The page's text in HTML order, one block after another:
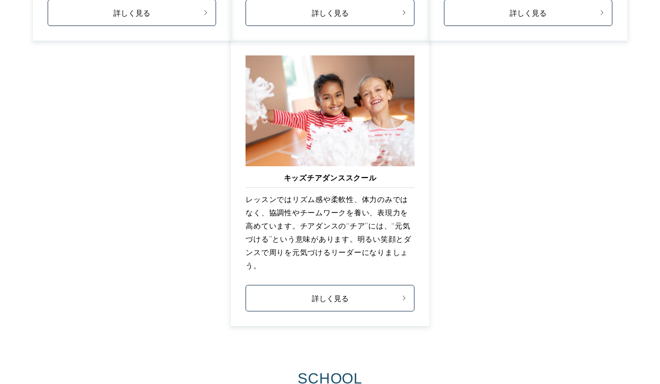
詳しく見る 詳しく見る 詳しく見る
キッズチアダンススクール
レッスンではリズム感や柔軟性、体力のみでは
なく、協調性やチームワークを養い、表現力を
高めています。チアダンスの“チア”には、“元気
づける”という意味があります。明るい笑顔とダ
ンスで周りを元気づけるリーダーになりましょ
う。
詳しく見る
SCHOOL